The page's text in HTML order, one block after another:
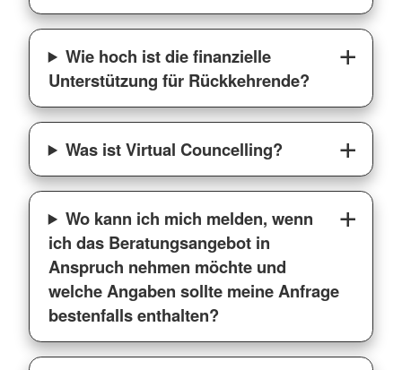
Wie hoch ist die finanzielle
Unterstützung für Rückkehrende?
Was ist Virtual Councelling?
Wo kann ich mich melden, wenn
ich das Beratungsangebot in
Anspruch nehmen möchte und
welche Angaben sollte meine Anfrage
bestenfalls enthalten?